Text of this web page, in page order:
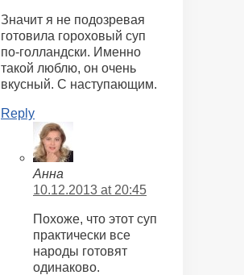
Значит я не подозревая
готовила гороховый суп
по-голландски. Именно
такой люблю, он очень
вкусный. С наступающим.
Reply
Анна
10.12.2013 at 20:45
Похоже, что этот суп
практически все
народы готовят
одинаково.